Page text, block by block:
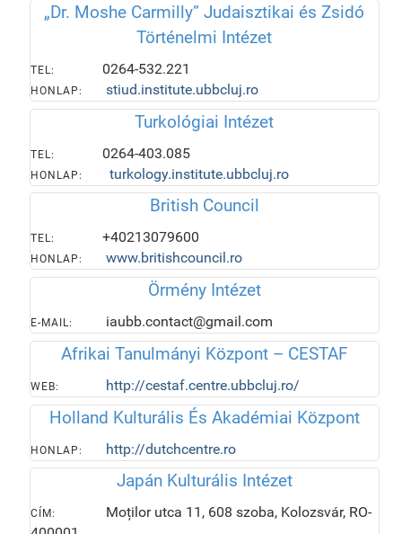
„Dr. Moshe Carmilly” Judaisztikai és Zsidó
Történelmi Intézet
TEL: 0264-532.221
HONLAP: stiud.institute.ubbcluj.ro
Turkológiai Intézet
TEL: 0264-403.085
HONLAP: turkology.institute.ubbcluj.ro
British Council
TEL: +40213079600
HONLAP: www.britishcouncil.ro
Örmény Intézet
E-MAIL: iaubb.contact@gmail.com
Afrikai Tanulmányi Központ – CESTAF
WEB: http://cestaf.centre.ubbcluj.ro/
Holland Kulturális És Akadémiai Központ
HONLAP: http://dutchcentre.ro
Japán Kulturális Intézet
CÍM:
Moților utca 11, 608 szoba, Kolozsvár, RO-